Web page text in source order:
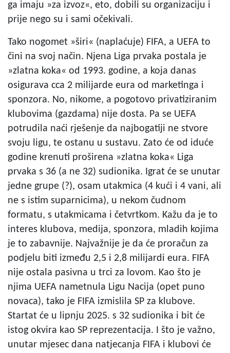
ga imaju »za izvoz«, eto, dobili su organizaciju i
prije nego su i sami očekivali.
Tako nogomet »širi« (naplaćuje) FIFA, a UEFA to
čini na svoj način. Njena Liga prvaka postala je
»zlatna koka« od 1993. godine, a koja danas
osigurava cca 2 milijarde eura od marketinga i
sponzora. No, nikome, a pogotovo privatiziranim
klubovima (gazdama) nije dosta. Pa se UEFA
potrudila naći rješenje da najbogatiji ne stvore
svoju ligu, te ostanu u sustavu. Zato će od iduće
godine krenuti proširena »zlatna koka« Liga
prvaka s 36 (a ne 32) sudionika. Igrat će se unutar
jedne grupe (?), osam utakmica (4 kući i 4 vani, ali
ne s istim suparnicima), u nekom čudnom
formatu, s utakmicama i četvrtkom. Kažu da je to
interes klubova, medija, sponzora, mladih kojima
je to zabavnije. Najvažnije je da će proračun za
podjelu biti između 2,5 i 2,8 milijardi eura. FIFA
nije ostala pasivna u trci za lovom. Kao što je
njima UEFA nametnula Ligu Nacija (opet puno
novaca), tako je FIFA izmislila SP za klubove.
Startat će u lipnju 2025. s 32 sudionika i bit će
istog okvira kao SP reprezentacija. I što je važno,
unutar mjesec dana natjecanja FIFA i klubovi će